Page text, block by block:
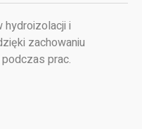
hydroizolacji i
zachowaniu
prac.